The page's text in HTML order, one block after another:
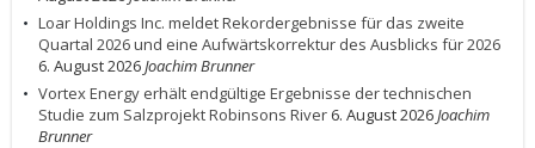
Loar Holdings Inc. meldet Rekordergebnisse für das zweite
Quartal 2026 und eine Aufwärtskorrektur des Ausblicks für 2026
6. August 2026 Joachim Brunner
Vortex Energy erhält endgültige Ergebnisse der technischen
Studie zum Salzprojekt Robinsons River 6. August 2026 Joachim
Brunner